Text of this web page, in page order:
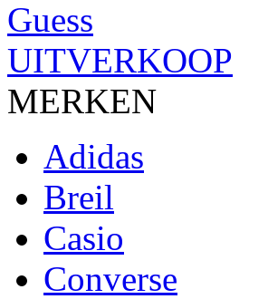
UITVERKOOP
MERKEN
Adidas
Breil
Casio
Converse